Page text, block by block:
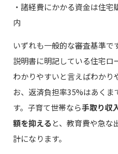
・諸経費にかかる資金は住
内
いずれも一般的な審査基準で
説明書に明記している住宅ロ
わかりやすいと言えばわかり
お、返済負担率35%はあくま
す。子育て世帯なら手取り収
額を抑える と、教育費や急な
計になります。